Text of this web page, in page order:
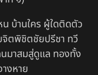
บ้านใคร ผู้ใดติดตัว
จิตพิชิตชัยปรีชา ทวี
าสมสู่ดูแล ทองทั้ง
งหาย